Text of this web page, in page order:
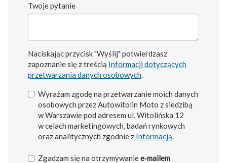
Twoje pytanie
Naciskając przycisk "Wyślij" potwierdzasz
zapoznanie się z treścią Informacji dotyczących
przetwarzania danych osobowych.
Wyrażam zgodę na przetwarzanie moich danych
osobowych przez Autowitolin Moto z siedzibą
w Warszawie pod adresem ul. Witolińska 12
w celach marketingowych, badań rynkowych
oraz analitycznych zgodnie z Informacją.
Zgadzam się na otrzymywaniee‑mailem